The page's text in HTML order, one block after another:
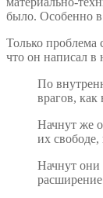
было. Особенно
Только
что он написал в
По
врагов, как
Начнут же
их свободе,
Начнут они